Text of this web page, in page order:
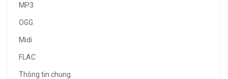
MP3
OGG
Midi
FLAC
Thông tin chung